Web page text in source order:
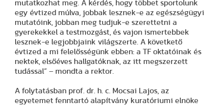
mutatkozhat meg. A kérdés, hogy többet sportolunk
egy évtized múlva, jobbak lesznek-e az egészségügyi
mutatóink, jobban meg tudjuk-e szerettetni a
gyerekekkel a testmozgást, és vajon ismertebbek
lesznek-e legjobbjaink világszerte. A követkető
évtized a mi felelősségünk ebben: a TF oktatóinak és
nektek, elsőéves hallgatóknak, az itt megszerzett
tudással” – mondta a rektor.
A folytatásban prof. dr. h. c. Mocsai Lajos, az
egyetemet fenntartó alapítvány kuratóriumi elnöke